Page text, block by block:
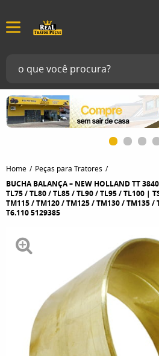
Home Peças para Tratores
BUCHA BALANÇA – NEW HOLLAND TT
TL75 / TL80 / TL85 / TL90 / TL95 / TL100 |
TM115 / TM120 / TM125 / TM130 / TM135 /
T6.110 5129385